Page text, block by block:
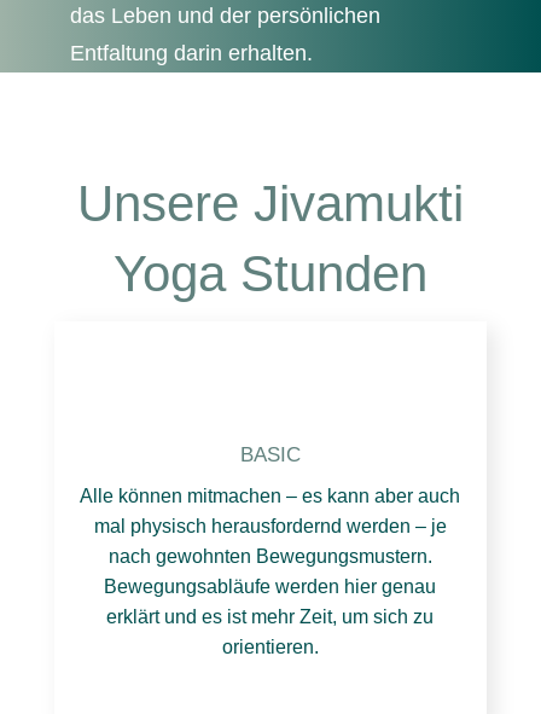
das Leben und der persönlichen
Entfaltung darin erhalten.
Unsere Jivamukti
Yoga Stunden
BASIC
Alle können mitmachen – es kann aber auch
mal physisch herausfordernd werden – je
nach gewohnten Bewegungsmustern.
Bewegungsabläufe werden hier genau
erklärt und es ist mehr Zeit, um sich zu
orientieren.